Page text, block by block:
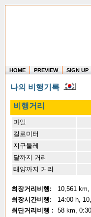
HOME PREVIEW SIGN UP
나의 비행기록
비행거리
마일
킬로미터
지구둘레
달까지 거리
태양까지 거리
최장거리비행:
10,561
최장시간비행:
14:00 h,
최단거리비행 : 58 km,